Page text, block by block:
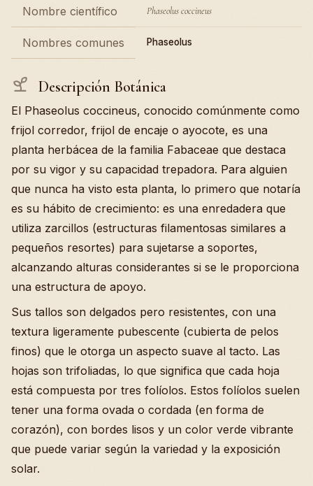
Nombre científico Phaseolus coccineus
Nombres comunes Phaseolus
Descripción Botánica
El Phaseolus coccineus, conocido comúnmente como
frijol corredor, frijol de encaje o ayocote, es una
planta herbácea de la familia Fabaceae que destaca
por su vigor y su capacidad trepadora. Para alguien
que nunca ha visto esta planta, lo primero que notaría
es su hábito de crecimiento: es una enredadera que
utiliza zarcillos (estructuras filamentosas similares a
pequeños resortes) para sujetarse a soportes,
alcanzando alturas considerantes si se le proporciona
una estructura de apoyo.
Sus tallos son delgados pero resistentes, con una
textura ligeramente pubescente (cubierta de pelos
finos) que le otorga un aspecto suave al tacto. Las
hojas son trifoliadas, lo que significa que cada hoja
está compuesta por tres folíolos. Estos folíolos suelen
tener una forma ovada o cordada (en forma de
corazón), con bordes lisos y un color verde vibrante
que puede variar según la variedad y la exposición
solar.